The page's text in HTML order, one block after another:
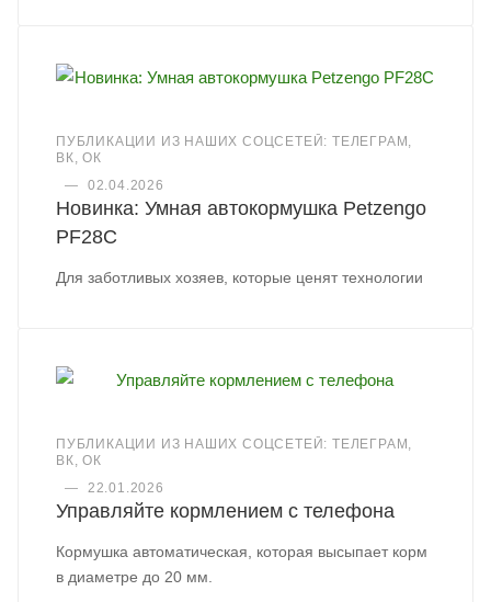
ПУБЛИКАЦИИ ИЗ НАШИХ СОЦСЕТЕЙ: ТЕЛЕГРАМ,
ВК, ОК
—
02.04.2026
Новинка: Умная автокормушка Petzengo
PF28C
Для заботливых хозяев, которые ценят технологии
ПУБЛИКАЦИИ ИЗ НАШИХ СОЦСЕТЕЙ: ТЕЛЕГРАМ,
ВК, ОК
—
22.01.2026
Управляйте кормлением с телефона
Кормушка автоматическая, которая высыпает корм
в диаметре до 20 мм.